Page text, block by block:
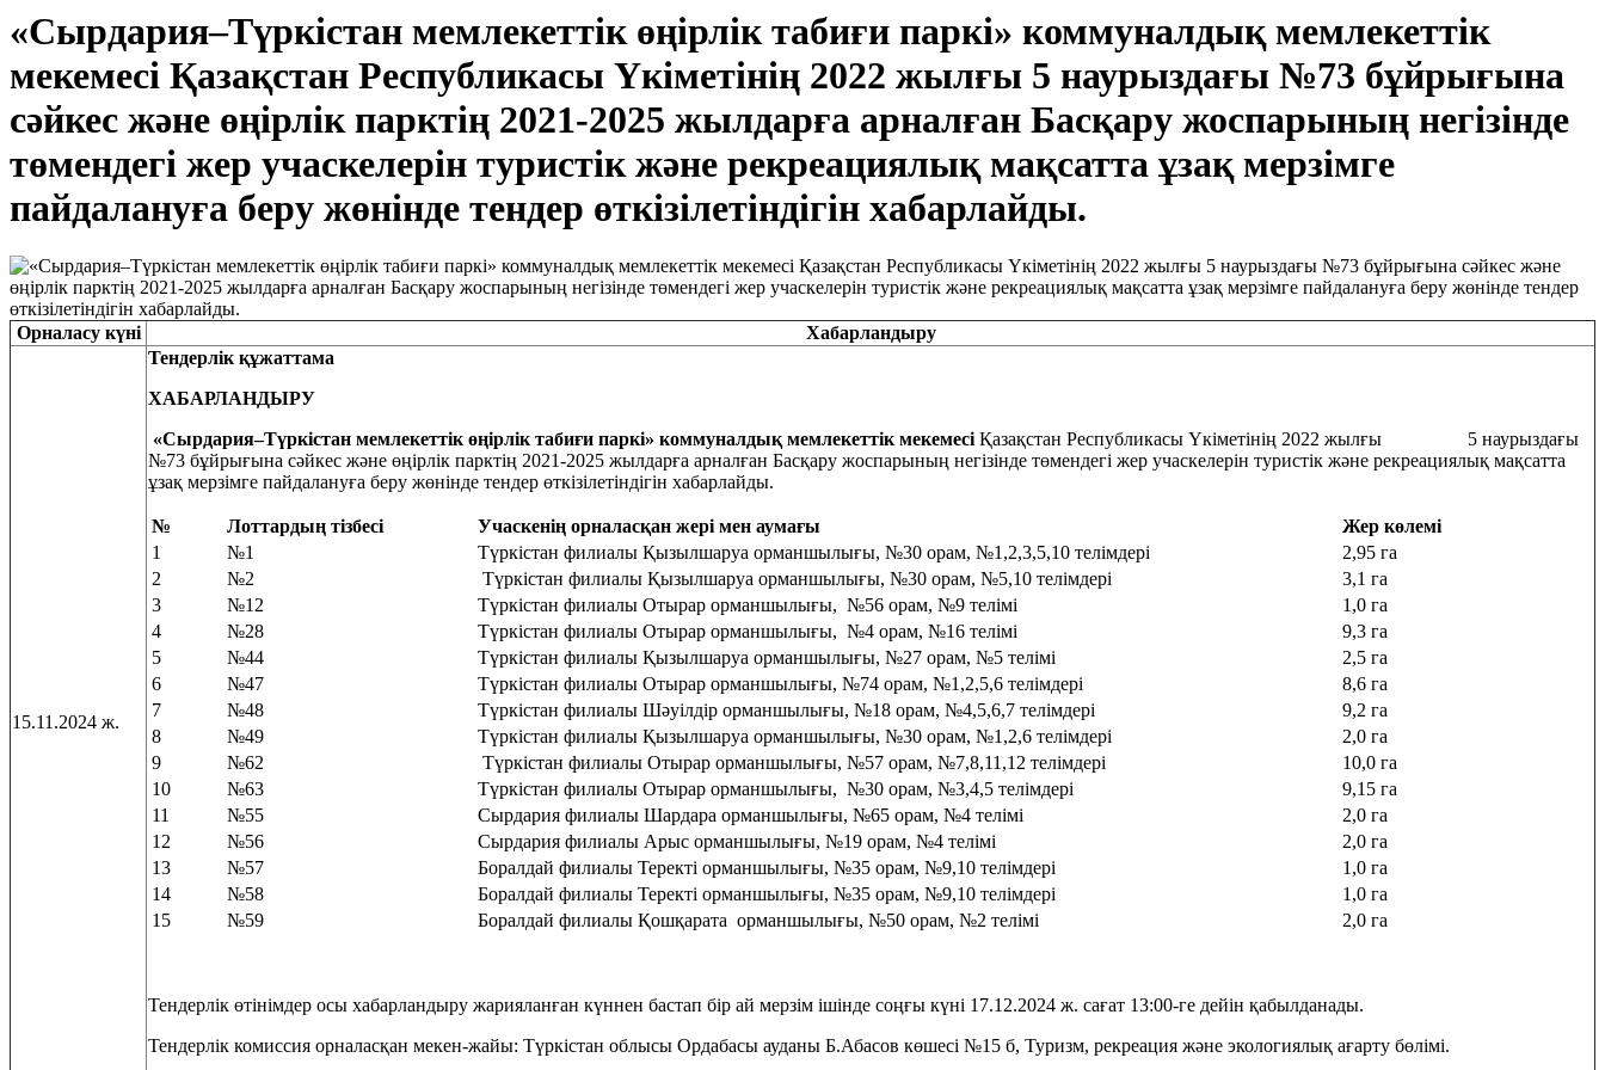
«Сырдария–Түркістан мемлекеттік өңірлік табиғи паркі» коммуналдық мемлекеттік
мекемесі Қазақстан Республикасы Үкіметінің 2022 жылғы 5 наурыздағы №73 бұйрығына
сәйкес және өңірлік парктің 2021-2025 жылдарға арналған Басқару жоспарының негізінде
төмендегі жер учаскелерін туристік және рекреациялық мақсатта ұзақ мерзімге
пайдалануға беру жөнінде тендер өткізілетіндігін хабарлайды.
Орналасу күні Хабарландыру
15.11.2024 ж.
Тендерлік құжаттама
ХАБАРЛАНДЫРУ
«Сырдария–Түркістан мемлекеттік өңірлік табиғи паркі» коммуналдық мемлекеттік мекемесіҚазақстан Республикасы Үкіметінің 2022 жылғы 5 наурыздағы
№73 бұйрығына сәйкес және өңірлік парктің 2021-2025 жылдарға арналған Басқару жоспарының негізінде төмендегі жер учаскелерін туристік және рекреациялық мақсатта
ұзақ мерзімге пайдалануға беру жөнінде тендер өткізілетіндігін хабарлайды.
№ Лоттардың тізбесі Учаскенің орналасқан жері мен аумағы
Жер көлемі
1
№1 Түркістан филиалы Қызылшаруа орманшылығы, №30 орам, №1,2,3,5,10 телімдері
2,95 га
2
№2 Түркістан филиалы Қызылшаруа орманшылығы, №30 орам, №5,10 телімдері
3,1 га
3
№12 Түркістан филиалы Отырар орманшылығы, №56 орам, №9 телімі
1,0 га
4
№28 Түркістан филиалы Отырар орманшылығы, №4 орам, №16 телімі
9,3 га
5
№44 Түркістан филиалы Қызылшаруа орманшылығы, №27 орам, №5 телімі
2,5 га
6
№47 Түркістан филиалы Отырар орманшылығы, №74 орам, №1,2,5,6 телімдері
8,6 га
7
№48 Түркістан филиалы Шәуілдір орманшылығы, №18 орам, №4,5,6,7 телімдері
9,2 га
8
№49 Түркістан филиалы Қызылшаруа орманшылығы, №30 орам, №1,2,6 телімдері
2,0 га
9
№62 Түркістан филиалы Отырар орманшылығы, №57 орам, №7,8,11,12 телімдері
10,0 га
10
№63 Түркістан филиалы Отырар орманшылығы, №30 орам, №3,4,5 телімдері
9,15 га
11
№55 Сырдария филиалы Шардара орманшылығы, №65 орам, №4 телімі
2,0 га
12
№56 Сырдария филиалы Арыс орманшылығы, №19 орам, №4 телімі
2,0 га
13
№57 Боралдай филиалы Теректі орманшылығы, №35 орам, №9,10 телімдері
1,0 га
14
№58 Боралдай филиалы Теректі орманшылығы, №35 орам, №9,10 телімдері
1,0 га
15
№59 Боралдай филиалы Қошқарата орманшылығы, №50 орам, №2 телімі 2,0 га
Тендерлік өтінімдер осы хабарландыру жарияланған күннен бастап бір ай мерзім ішінде соңғы күні 17.12.2024 ж. сағат 13:00-ге дейін қабылданады.
Тендерлік комиссия орналасқан мекен-жайы: Түркістан облысы Ордабасы ауданы Б.Абасов көшесі №15 б, Туризм, рекреация және экологиялық ағарту бөлімі.